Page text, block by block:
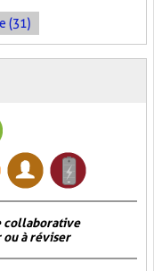
(31)
collaborative
à réviser